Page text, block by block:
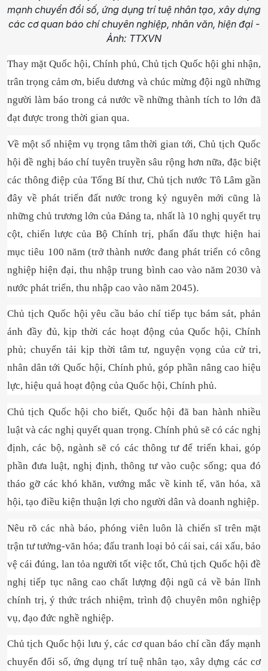
mạnh chuyển đổi số, ứng dụng trí tuệ nhân tạo, xây dựng
các cơ quan báo chí chuyên nghiệp, nhân văn, hiện đại -
Ảnh: TTXVN
Thay mặt Quốc hội, Chính phủ, Chủ tịch Quốc hội ghi nhận,
trân trọng cảm ơn, biểu dương và chúc mừng đội ngũ những
người làm báo trong cả nước về những thành tích to lớn đã
đạt được trong thời gian qua.
Về một số nhiệm vụ trọng tâm thời gian tới, Chủ tịch Quốc
hội đề nghị báo chí tuyên truyền sâu rộng hơn nữa, đặc biệt
các thông điệp của Tổng Bí thư, Chủ tịch nước Tô Lâm gần
đây về phát triển đất nước trong kỷ nguyên mới cũng là
những chủ trương lớn của Đảng ta, nhất là 10 nghị quyết trụ
cột, chiến lược của Bộ Chính trị, phấn đấu thực hiện hai
mục tiêu 100 năm (trở thành nước đang phát triển có công
nghiệp hiện đại, thu nhập trung bình cao vào năm 2030 và
nước phát triển, thu nhập cao vào năm 2045).
Chủ tịch Quốc hội yêu cầu báo chí tiếp tục bám sát, phản
ánh đầy đủ, kịp thời các hoạt động của Quốc hội, Chính
phủ; chuyển tải kịp thời tâm tư, nguyện vọng của cử tri,
nhân dân tới Quốc hội, Chính phủ, góp phần nâng cao hiệu
lực, hiệu quả hoạt động của Quốc hội, Chính phủ.
Chủ tịch Quốc hội cho biết, Quốc hội đã ban hành nhiều
luật và các nghị quyết quan trọng. Chính phủ sẽ có các nghị
định, các bộ, ngành sẽ có các thông tư để triển khai, góp
phần đưa luật, nghị định, thông tư vào cuộc sống; qua đó
tháo gỡ các khó khăn, vướng mắc về kinh tế, văn hóa, xã
hội, tạo điều kiện thuận lợi cho người dân và doanh nghiệp.
Nêu rõ các nhà báo, phóng viên luôn là chiến sĩ trên mặt
trận tư tưởng-văn hóa; đấu tranh loại bỏ cái sai, cái xấu, bảo
vệ cái đúng, lan tỏa người tốt việc tốt, Chủ tịch Quốc hội đề
nghị tiếp tục nâng cao chất lượng đội ngũ cả về bản lĩnh
chính trị, ý thức trách nhiệm, trình độ chuyên môn nghiệp
vụ, đạo đức nghề nghiệp.
Chủ tịch Quốc hội lưu ý, các cơ quan báo chí cần đẩy mạnh
chuyển đổi số, ứng dụng trí tuệ nhân tạo, xây dựng các cơ